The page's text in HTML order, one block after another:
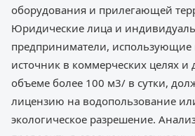
оборудования и прилегающей
Юридические лица и
предприниматели,
источник в коммерческих целях
объеме более 100 м3/ в сутки,
лицензию на водопользование
экологическое разрешение.